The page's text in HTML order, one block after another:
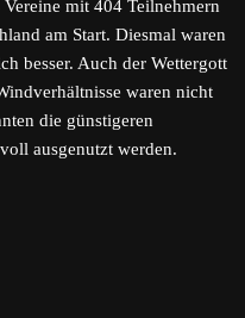
mit 404 Teilnehmern
am Start. Diesmal waren
besser. Auch der Wettergott
waren nicht
die günstigeren
ausgenutzt werden.